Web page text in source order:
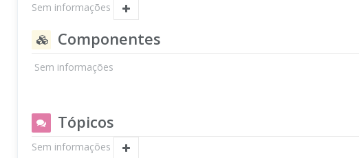
Sem informações
Componentes
Sem informações
Tópicos
Sem informações